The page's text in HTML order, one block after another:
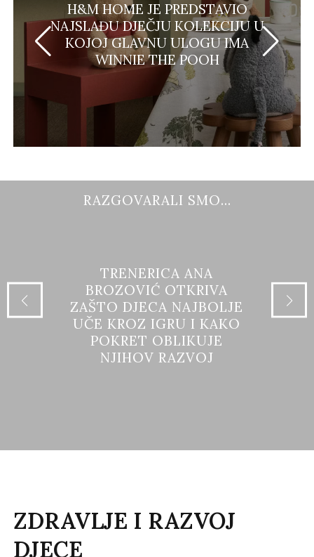
H&M HOME JE PREDSTAVIO
NAJSLAĐU DJEČJU KOLEKCIJU U
KOJOJ GLAVNU ULOGU IMA
WINNIE THE POOH
RAZGOVARALI SMO...
TRENERICA ANA
BROZOVIĆ OTKRIVA
ZAŠTO DJECA NAJBOLJE
UČE KROZ IGRU I KAKO
POKRET OBLIKUJE
NJIHOV RAZVOJ
ZDRAVLJE I RAZVOJ
DJECE